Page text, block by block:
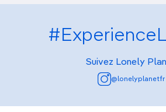
Suivez Lonely
@lonelyplanetfr